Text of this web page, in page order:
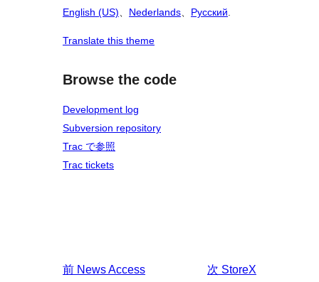
English (US)、 Nederlands、 Русский.
Translate this theme
Browse the code
Development log
Subversion repository
Trac で参照
Trac tickets
前 News Access 次 StoreX